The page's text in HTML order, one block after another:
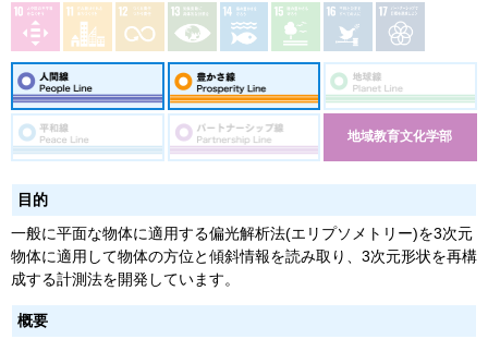
地域教育文化学部
目的
一般に平面な物体に適用する偏光解析法(エリプソメトリー)を3次元
物体に適用して物体の方位と傾斜情報を読み取り、3次元形状を再構
成する計測法を開発しています。
概要